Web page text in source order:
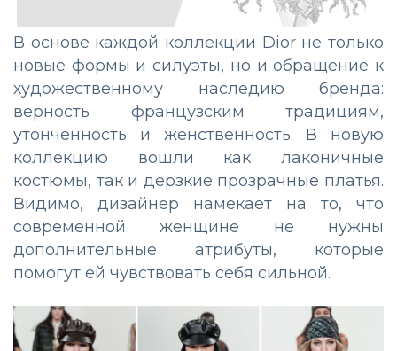
В основе каждой коллекции Dior не только
новые формы и силуэты, но и обращение к
художественному наследию бренда:
верность французским традициям,
утонченность и женственность. В новую
коллекцию вошли как лаконичные
костюмы, так и дерзкие прозрачные платья.
Видимо, дизайнер намекает на то, что
современной женщине не нужны
дополнительные атрибуты, которые
помогут ей чувствовать себя сильной.